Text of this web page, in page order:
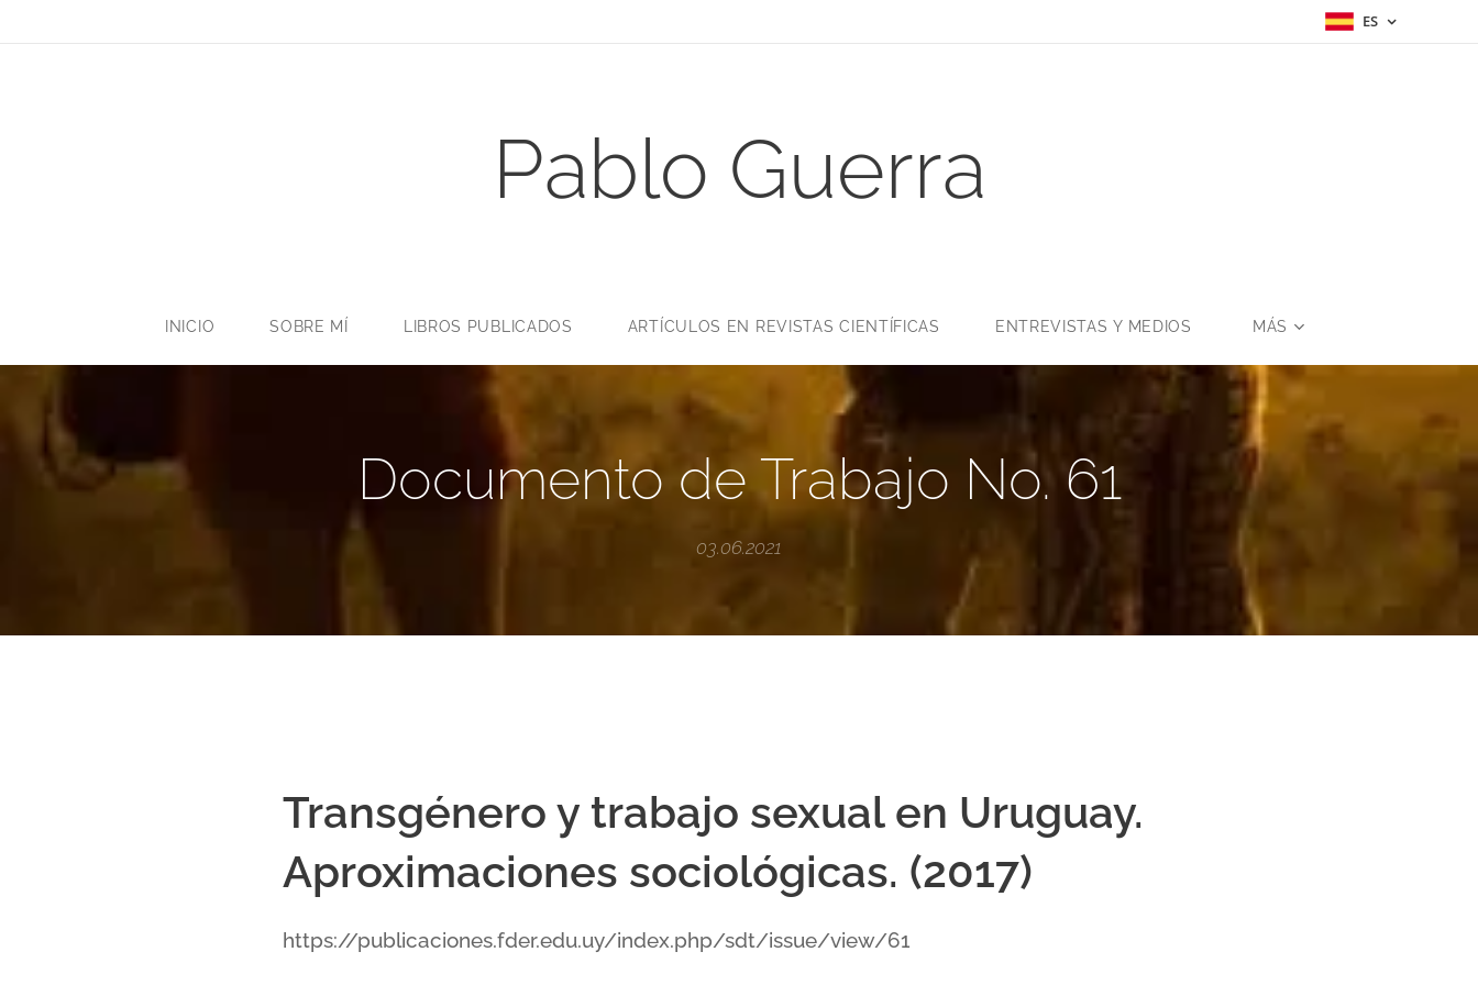
ES
Pablo Guerra
INICIO SOBRE MÍ LIBROS PUBLICADOS ARTÍCULOS EN REVISTAS CIENTÍFICAS ENTREVISTAS Y MEDIOS MÁS
Documento de Trabajo No. 61
03.06.2021
Transgénero y trabajo sexual en Uruguay.
Aproximaciones sociológicas. (2017)
https://publicaciones.fder.edu.uy/index.php/sdt/issue/view/61